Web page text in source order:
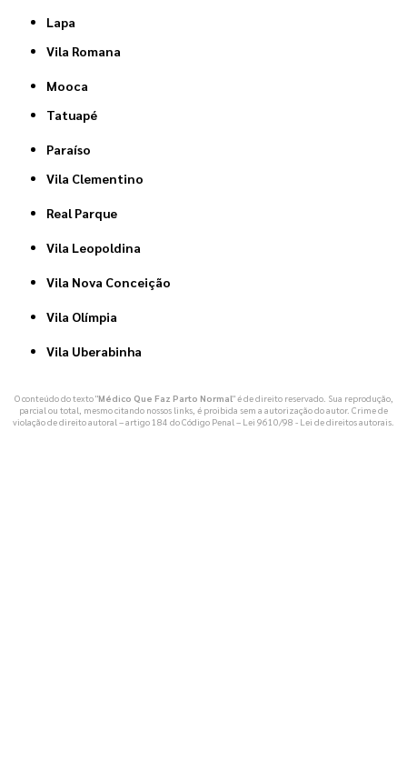
Lapa
Vila Romana
Mooca
Tatuapé
Paraíso
Vila Clementino
Real Parque
Vila Leopoldina
Vila Nova Conceição
Vila Olímpia
Vila Uberabinha
O conteúdo do texto "Médico Que Faz Parto Normal" é de direito reservado. Sua reprodução,
parcial ou total, mesmo citando nossos links, é proibida sem a autorização do autor. Crime de
violação de direito autoral – artigo 184 do Código Penal – Lei 9610/98 - Lei de direitos autorais